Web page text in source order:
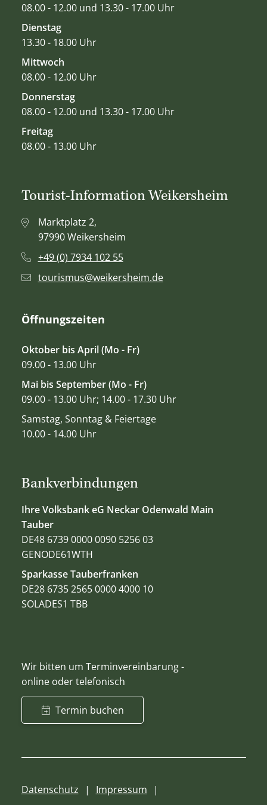
08.00 - 12.00 und 13.30 - 17.00 Uhr
Dienstag
13.30 - 18.00 Uhr
Mittwoch
08.00 - 12.00 Uhr
Donnerstag
08.00 - 12.00 und 13.30 - 17.00 Uhr
Freitag
08.00 - 13.00 Uhr
Bankverbindungen
Ihre Volksbank eG Neckar Odenwald Main
Tauber
DE48 6739 0000 0090 5256 03
GENODE61WTH
Sparkasse Tauberfranken
DE28 6735 2565 0000 4000 10
SOLADES1 TBB
Wir bitten um Terminvereinbarung -
online oder telefonisch
Termin buchen
Tourist-Information Weikersheim
Marktplatz 2,
97990 Weikersheim
+49 (0) 7934 102 55
tourismus@weikersheim.de
Öffnungszeiten
Oktober bis April (Mo - Fr)
09.00 - 13.00 Uhr
Mai bis September (Mo - Fr)
09.00 - 13.00 Uhr; 14.00 - 17.30 Uhr
Samstag, Sonntag & Feiertage
10.00 - 14.00 Uhr
Datenschutz
Impressum